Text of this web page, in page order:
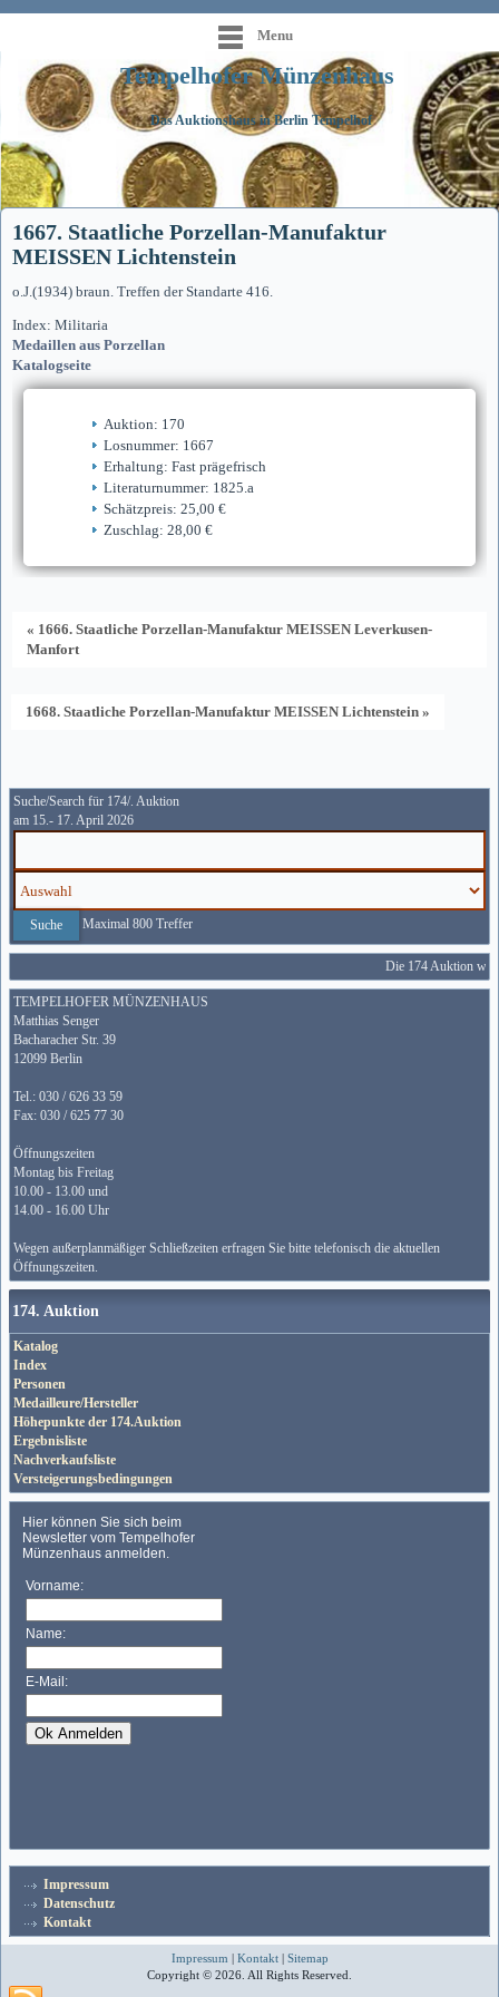
Menu
Tempelhofer Münzenhaus
Das Auktionshaus in Berlin Tempelhof
1667. Staatliche Porzellan-Manufaktur
MEISSEN Lichtenstein
o.J.(1934) braun. Treffen der Standarte 416.
Index: Militaria
Medaillen aus Porzellan
Katalogseite
Auktion: 170
Losnummer: 1667
Erhaltung: Fast prägefrisch
Literaturnummer: 1825.a
Schätzpreis: 25,00 €
Zuschlag: 28,00 €
« 1666. Staatliche Porzellan-Manufaktur MEISSEN Leverkusen-
Manfort
1668. Staatliche Porzellan-Manufaktur MEISSEN Lichtenstein »
Suche/Search für 174/. Auktion
am 15.- 17. April 2026
Maximal 800 Treffer
Die 174 Auktion
TEMPELHOFER MÜNZENHAUS
Matthias Senger
Bacharacher Str. 39
12099 Berlin
Tel.: 030 / 626 33 59
Fax: 030 / 625 77 30
Öffnungszeiten
Montag bis Freitag
10.00 - 13.00 und
14.00 - 16.00 Uhr
Wegen außerplanmäßiger Schließzeiten erfragen Sie bitte telefonisch die aktuellen
Öffnungszeiten.
174. Auktion
Katalog
Index
Personen
Medailleure/Hersteller
Höhepunkte der 174.Auktion
Ergebnisliste
Nachverkaufsliste
Versteigerungsbedingungen
Impressum
Datenschutz
Kontakt
Impressum | Kontakt| Sitemap
Copyright © 2026. All Rights Reserved.